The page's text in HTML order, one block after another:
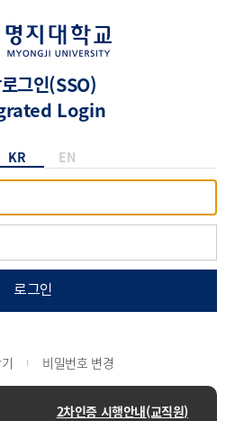
그인(SSO)
Login
KR EN
로그인
비밀번호 변경
2차인증 시행안내(교직원)